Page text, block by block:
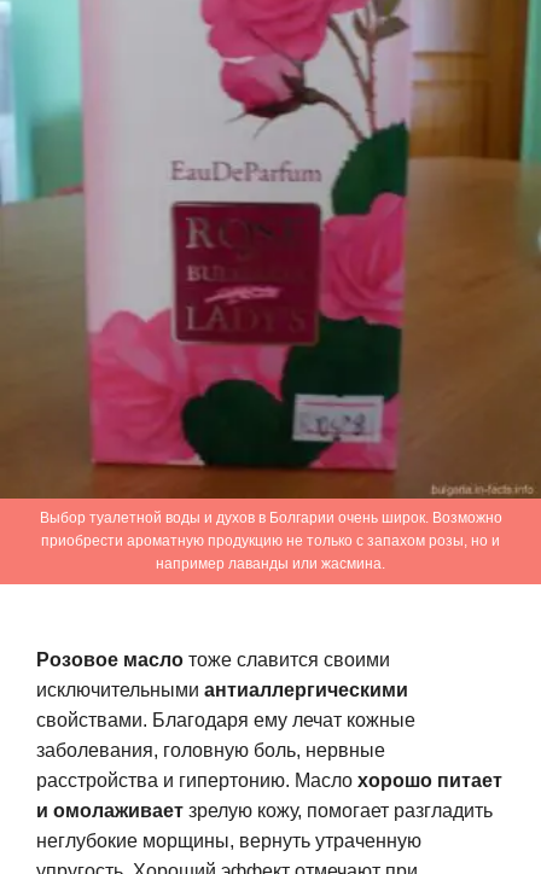
Выбор туалетной воды и духов в Болгарии очень широк. Возможно
приобрести ароматную продукцию не только с запахом розы, но и
например лаванды или жасмина.
Розовое масло тоже славится своими
исключительными антиаллергическими
свойствами. Благодаря ему лечат кожные
заболевания, головную боль, нервные
расстройства и гипертонию. Масло хорошо питает
и омолаживает зрелую кожу, помогает разгладить
неглубокие морщины, вернуть утраченную